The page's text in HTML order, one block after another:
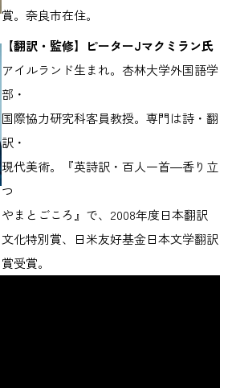
賞。奈良市在住。
【翻訳・監修】ピーターJマクミラン氏
アイルランド生まれ。杏林大学外国語学
部・
国際協力研究科客員教授。専門は詩・翻
訳・
現代美術。『英詩訳・百人一首―香り立
つ
やまとごころ』で、2008年度日本翻訳
文化特別賞、日米友好基金日本文学翻訳
賞受賞。